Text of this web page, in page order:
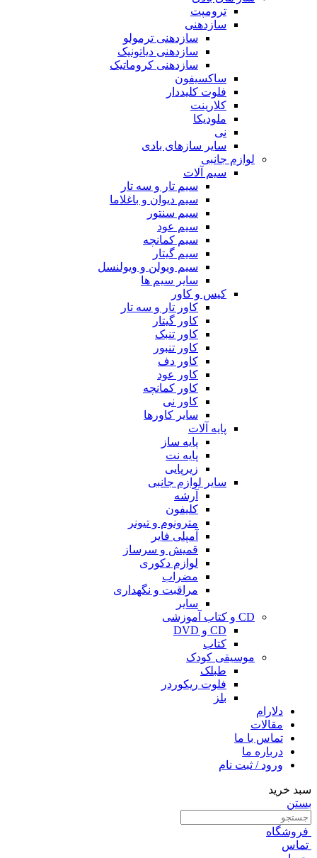
ترومپت
سازدهنی
سازدهنی ترمولو
سازدهنی دیاتونیک
سازدهنی کروماتیک
ساکسیفون
فلوت کلیددار
کلارینت
ملودیکا
نی
سایر سازهای بادی
لوازم جانبی
سیم آلات
سیم تار و سه تار
سیم دیوان و باغلاما
سیم سنتور
سیم عود
سیم کمانچه
سیم گیتار
سیم ویولن و ویولنسل
سایر سیم ها
کیس و کاور
کاور تار و سه تار
کاور گیتار
کاور تنبک
کاور تنبور
کاور دف
کاور عود
کاور کمانچه
کاور نی
سایر کاورها
پایه آلات
پایه ساز
پایه نت
زیرپایی
سایر لوازم جانبی
آرشه
کلیفون
مترونوم و تیونر
آمپلی فایر
قمیش و سرساز
لوازم دکوری
مضراب
مراقبت و نگهداری
سایر
CD و کتاب آموزشی
CD و DVD
کتاب
موسیقی کودک
طبلک
فلوت ریکوردر
بلز
دلارام
مقالات
تماس با ما
درباره ما
ورود / ثبت نام
سبد خرید
بستن
فروشگاه
تماس